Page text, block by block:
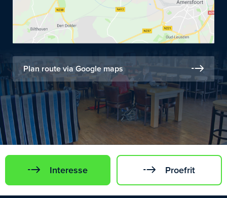
Plan route via Google maps
Interesse Proefrit